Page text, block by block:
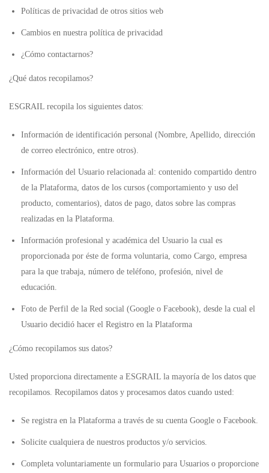
Políticas de privacidad de otros sitios web
Cambios en nuestra política de privacidad
¿Cómo contactarnos?
¿Qué datos recopilamos?
ESGRAIL recopila los siguientes datos:
Información de identificación personal (Nombre, Apellido, dirección
de correo electrónico, entre otros).
Información del Usuario relacionada al: contenido compartido dentro
de la Plataforma, datos de los cursos (comportamiento y uso del
producto, comentarios), datos de pago, datos sobre las compras
realizadas en la Plataforma.
Información profesional y académica del Usuario la cual es
proporcionada por éste de forma voluntaria, como Cargo, empresa
para la que trabaja, número de teléfono, profesión, nivel de
educación.
Foto de Perfil de la Red social (Google o Facebook), desde la cual el
Usuario decidió hacer el Registro en la Plataforma
¿Cómo recopilamos sus datos?
Usted proporciona directamente a ESGRAIL la mayoría de los datos que
recopilamos. Recopilamos datos y procesamos datos cuando usted:
Se registra en la Plataforma a través de su cuenta Google o Facebook.
Solicite cualquiera de nuestros productos y/o servicios.
Completa voluntariamente un formulario para Usuarios o proporcione